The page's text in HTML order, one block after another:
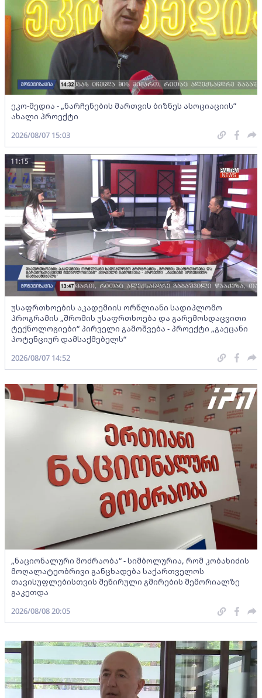
ეკო-მედია - „ნარჩენების მართვის ბიზნეს ასოციაციის”
ახალი პროექტი
2026/08/07 15:03
უსაფრთხოების აკადემიის ორწლიანი სადიპლომო
პროგრამის „შრომის უსაფრთხოება და გარემოსდაცვითი
ტექნოლოგიები“ პირველი გამოშვება - პროექტი „გაეცანი
პოტენციურ დამსაქმებელს“
11:15
2026/08/07 14:52
„ნაციონალური მოძრაობა“ - სიმბოლურია, რომ კობახიძის
მოღალატეობრივი განცხადება საქართველოს
თავისუფლებისთვის შეწირული გმირების მემორიალზე
გაკეთდა
2026/08/08 20:05